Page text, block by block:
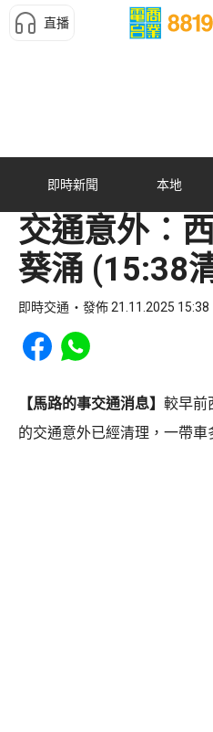
直播
即時新聞 本地
交通意外︰
葵涌 (15:38
即時交通 發佈 21.11.2025 15:38
Share to Facebook
Share to WhatsApp
【馬路的事交通消息】 較早前
的交通意外已經清理，一帶車